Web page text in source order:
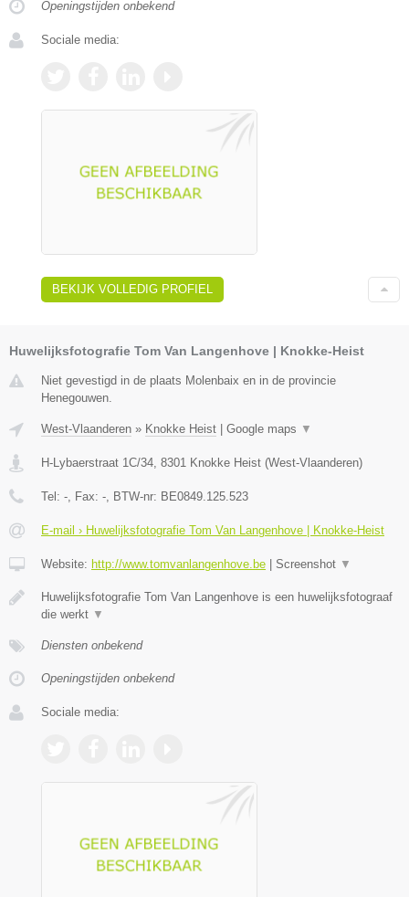
Openingstijden onbekend
Sociale media:
BEKIJK VOLLEDIG PROFIEL
Huwelijksfotografie Tom Van Langenhove | Knokke-Heist
Niet gevestigd in de plaats Molenbaix en in de provincie
Henegouwen.
West-Vlaanderen » Knokke Heist Google maps ▼
H-Lybaerstraat 1C/34 8301 Knokke Heist (West-Vlaanderen)
Tel: - , Fax: - , BTW-nr: BE0849.125.523
E-mail › Huwelijksfotografie Tom Van Langenhove | Knokke-Heist
Website: http://www.tomvanlangenhove.be Screenshot ▼
Huwelijksfotografie Tom Van Langenhove is een huwelijksfotograaf
die werkt ▼
Diensten onbekend
Openingstijden onbekend
Sociale media: